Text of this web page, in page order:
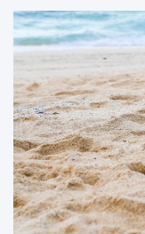
j
p
o
p
u
l
a
r
n
i
e
j
s
t
p
r
z
y
g
r
a
n
i
c
y
z